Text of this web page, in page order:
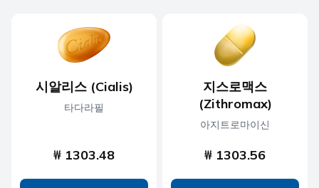
시알리스 (Cialis)
타다라필
₩ 1303.48
지스로맥스
(Zithromax)
아지트로마이신
₩ 1303.56